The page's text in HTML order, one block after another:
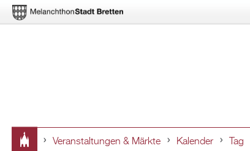
Veranstaltungen & Märkte Kalender Tag